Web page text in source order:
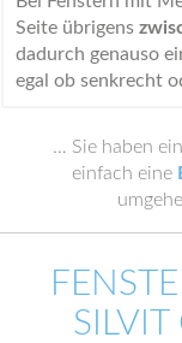
Seite übrigens
dadurch genauso
egal ob senkrecht
… Sie haben
einfach eine